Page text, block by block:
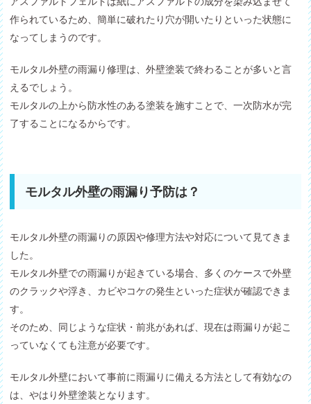
作られているため、簡単に破れたり穴が開いたりといった状態に
なってしまうのです。
モルタル外壁の雨漏り修理は、外壁塗装で終わることが多いと言
えるでしょう。
モルタルの上から防水性のある塗装を施すことで、一次防水が完
了することになるからです。
モルタル外壁の雨漏り予防は？
モルタル外壁の雨漏りの原因や修理方法や対応について見てきま
した。
モルタル外壁での雨漏りが起きている場合、多くのケースで外壁
のクラックや浮き、カビやコケの発生といった症状が確認できま
す。
そのため、同じような症状・前兆があれば、現在は雨漏りが起こ
っていなくても注意が必要です。
モルタル外壁において事前に雨漏りに備える方法として有効なの
は、やはり外壁塗装となります。